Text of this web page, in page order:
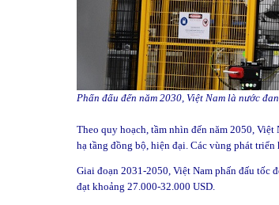
Phấn đấu đến năm 2030, Việt Nam là nước
Theo quy hoạch, tầm nhìn đến năm 2050,
hạ tầng đồng bộ, hiện đại. Các vùng phát
Giai đoạn 2031-2050, Việt Nam phấn đấu tốc
đạt khoảng 27.000-32.000 USD.